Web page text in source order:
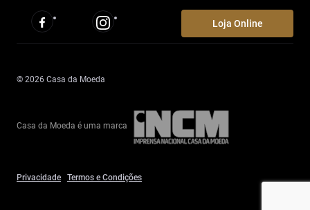
Loja Online
© 2026 Casa da Moeda
Casa da Moeda é uma marca
Privacidade Termos e Condições